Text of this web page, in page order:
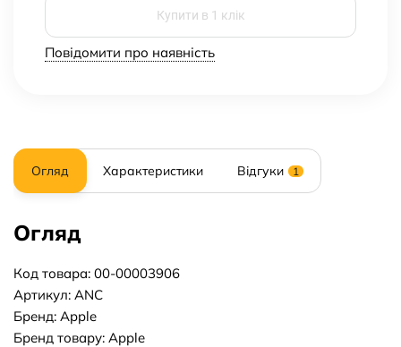
Купити в 1 клік
Повідомити про наявність
Огляд Характеристики Відгуки 1
Огляд
Код товара: 00-00003906
Артикул: ANC
Бренд: Apple
Бренд товару: Apple